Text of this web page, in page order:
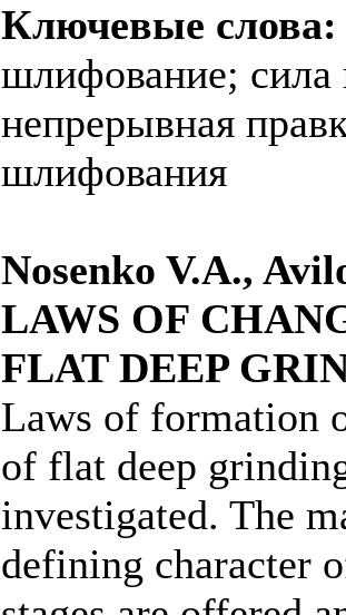
Ключевые слова:
шлифование;
непрерывная
шлифования
Nosenko V.A.,
LAWS OF
FLAT DEEP
Laws of formation
of flat deep
investigated. The
defining character